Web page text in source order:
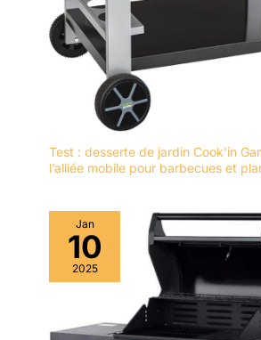
Test : desserte de jardin Cook’in
l’alliée mobile pour barbecues et
Jan
10
2025